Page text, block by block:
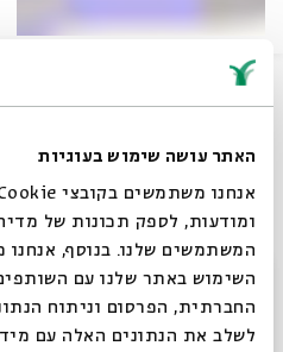
האתר עושה שימוש בעוגיות
ומודעות, לספק תכונות של
המשתמשים שלנו. בנוסף,
השימוש באתר שלנו עם
החברתית, הפרסום וניתוח
לשלב את הנתונים האלה עם
מפגש אינטימי בו ישתף אדם את
ההערצה ההיסטרית שחווה,
תגיות: מוסיקה 19 אדם שואה ניצולי
עוד
סגור